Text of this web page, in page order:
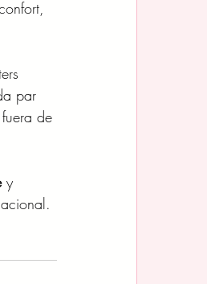
par
de
y